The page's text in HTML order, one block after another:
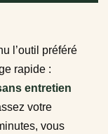
l’outil préféré
rapide :
entretien
votre
vous